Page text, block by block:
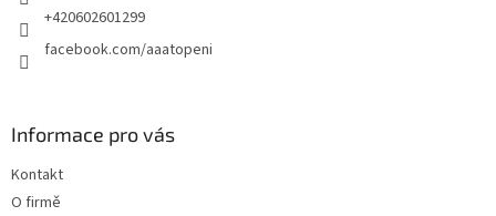
+420602601299
facebook.com/aaatopeni
Informace pro vás
Kontakt
O firmě